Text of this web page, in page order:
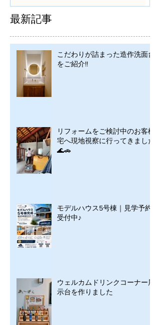
最新記事
こだわりが詰まった造作洗面台
をご紹介!!
リフォームをご検討中のお客様
宅へ現地視察に行ってきました
🌊🚗
モデルハウス5号棟｜見学予約
受付中♪
ウェルカムドリンクコーナー展
示台を作りました